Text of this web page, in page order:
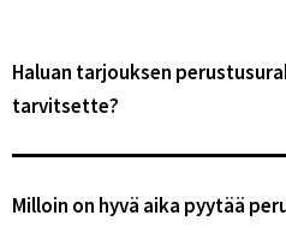
Haluan tarjouksen
tarvitsette?
Milloin on hyvä aika pyytää